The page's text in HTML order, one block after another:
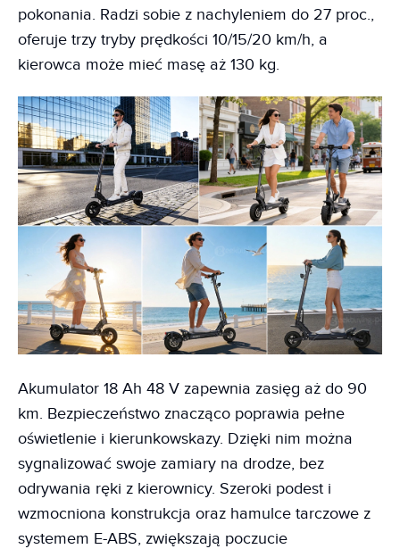
pokonania. Radzi sobie z nachyleniem do 27 proc.,
oferuje trzy tryby prędkości 10/15/20 km/h, a
kierowca może mieć masę aż 130 kg.
Akumulator 18 Ah 48 V zapewnia zasięg aż do 90
km. Bezpieczeństwo znacząco poprawia pełne
oświetlenie i kierunkowskazy. Dzięki nim można
sygnalizować swoje zamiary na drodze, bez
odrywania ręki z kierownicy. Szeroki podest i
wzmocniona konstrukcja oraz hamulce tarczowe z
systemem E-ABS, zwiększają poczucie